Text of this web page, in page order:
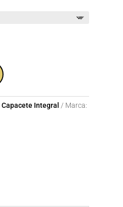
Capacete Integral
Marca: